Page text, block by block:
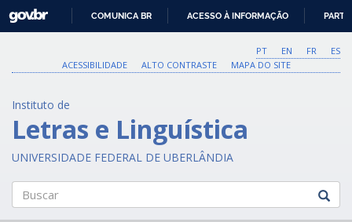
O
CONTEÚDO
GOVBR
COMUNICA BR ACESSO À INFORMAÇÃO
PT EN FR
ES
ACESSIBILIDADE
ALTO CONTRASTE MAPA DO SITE
Instituto de
Letras e Linguística
UNIVERSIDADE FEDERAL DE UBERLÂNDIA